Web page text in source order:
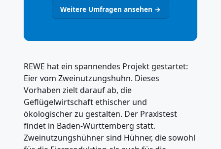
Weitere Umfragen ansehen →
REWE hat ein spannendes Projekt gestartet:
Eier vom Zweinutzungshuhn. Dieses
Vorhaben zielt darauf ab, die
Geflügelwirtschaft ethischer und
ökologischer zu gestalten. Der Praxistest
findet in Baden-Württemberg statt.
Zweinutzungshühner sind Hühner, die sowohl